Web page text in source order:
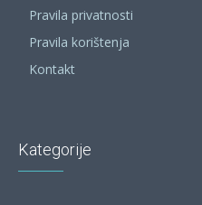
Pravila privatnosti
Pravila korištenja
Kontakt
Kategorije